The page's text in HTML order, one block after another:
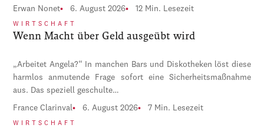
Erwan Nonet 6. August 2026 12 Min. Lesezeit
WIRTSCHAFT
Wenn Macht über Geld ausgeübt wird
„Arbeitet Angela?“ In manchen Bars und Diskotheken löst diese
harmlos anmutende Frage sofort eine Sicherheitsmaßnahme
aus. Das speziell geschulte…
France Clarinval 6. August 2026 7 Min. Lesezeit
WIRTSCHAFT